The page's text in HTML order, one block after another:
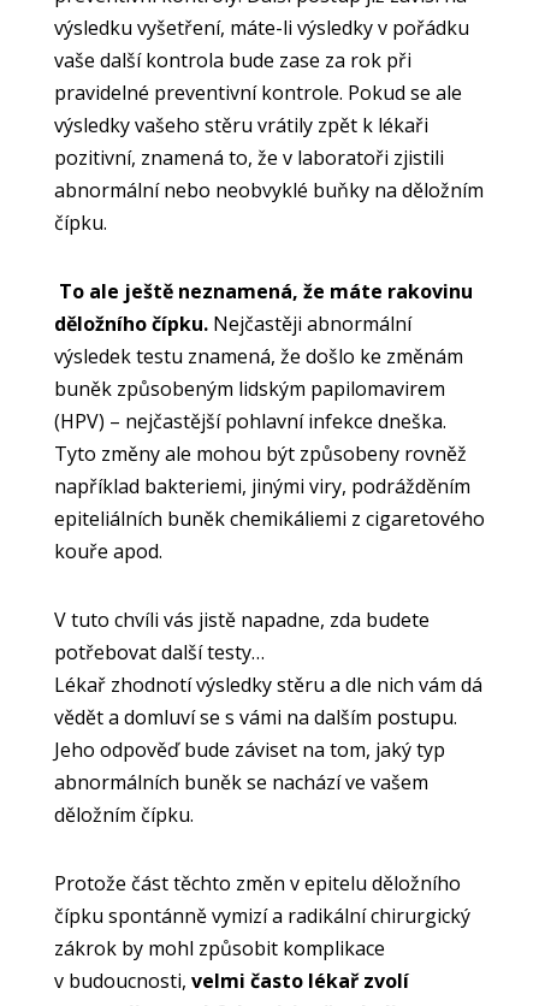
výsledku vyšetření, máte-li výsledky v pořádku
vaše další kontrola bude zase za rok při
pravidelné preventivní kontrole. Pokud se ale
výsledky vašeho stěru vrátily zpět k lékaři
pozitivní, znamená to, že v laboratoři zjistili
abnormální nebo neobvyklé buňky na děložním
čípku.
To ale ještě neznamená, že máte rakovinu
děložního čípku.Nejčastěji abnormální
výsledek testu znamená, že došlo ke změnám
buněk způsobeným lidským papilomavirem
(HPV) – nejčastější pohlavní infekce dneška.
Tyto změny ale mohou být způsobeny rovněž
například bakteriemi, jinými viry, podrážděním
epiteliálních buněk chemikáliemi z cigaretového
kouře apod.
V tuto chvíli vás jistě napadne, zda budete
potřebovat další testy…
Lékař zhodnotí výsledky stěru a dle nich vám dá
vědět a domluví se s vámi na dalším postupu.
Jeho odpověď bude záviset na tom, jaký typ
abnormálních buněk se nachází ve vašem
děložním čípku.
Protože část těchto změn v epitelu děložního
čípku spontánně vymizí a radikální chirurgický
zákrok by mohl způsobit komplikace
v budoucnosti, velmi často lékař zvolí